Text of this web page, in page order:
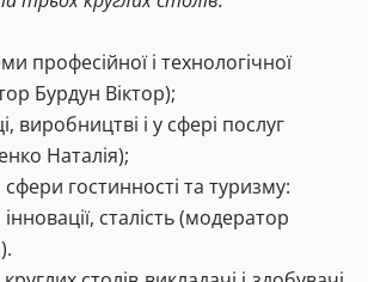
професійної і технологічної
Бурдун Віктор);
виробництві і у сфері послуг
Наталія);
гостинності та туризму:
сталість (модератор